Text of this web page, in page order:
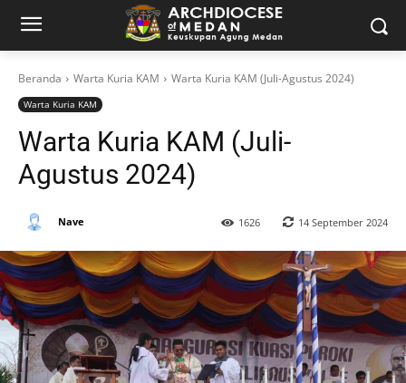
Beranda Warta Kuria KAM Warta Kuria KAM (Juli-Agustus 2024)
Warta Kuria KAM
Warta Kuria KAM (Juli-
Agustus 2024)
14 September 2024
1626
Nave